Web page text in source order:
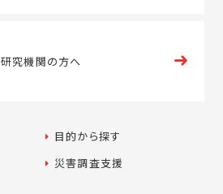
研究機関の方へ
目的から探す
災害調査支援